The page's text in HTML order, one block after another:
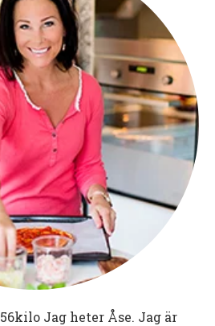
56kiloJag heter Åse. Jag är